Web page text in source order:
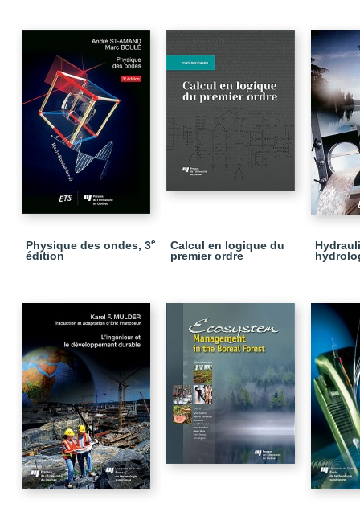
Physique des ondes, 3e
édition
Calcul en logique du
premier ordre